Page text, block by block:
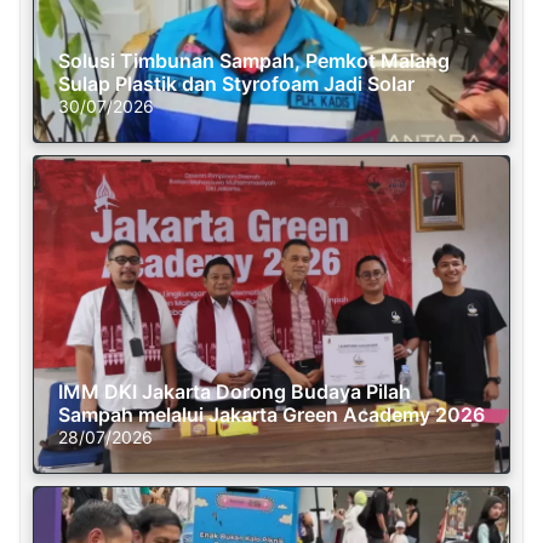
Solusi Timbunan Sampah, Pemkot Malang
Sulap Plastik dan Styrofoam Jadi Solar
30/07/2026
IMM DKI Jakarta Dorong Budaya Pilah
Sampah melalui Jakarta Green Academy 2026
28/07/2026